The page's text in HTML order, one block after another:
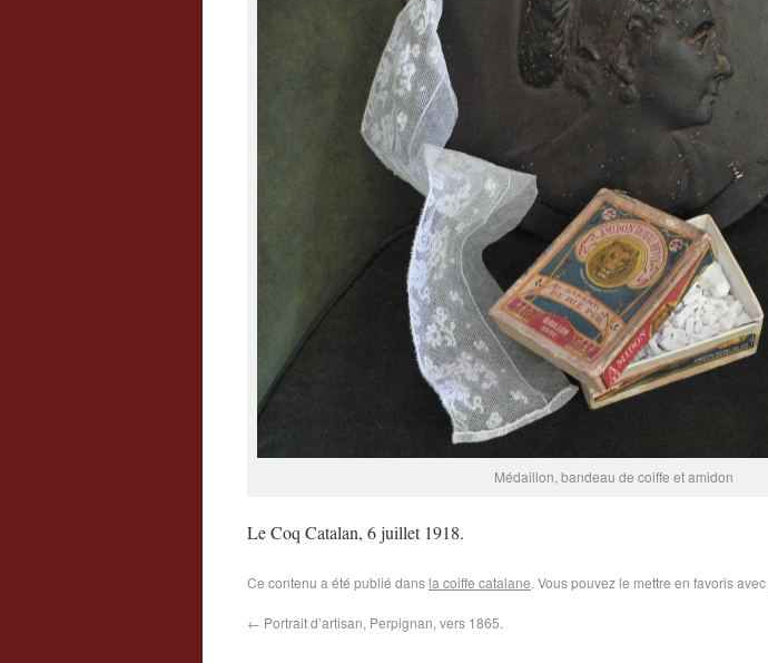
Médaillon, bandeau de coiffe et amidon
Le Coq Catalan, 6 juillet 1918.
Ce contenu a été publié dans la coiffe catalane. Vous pouvez le mettre en favoris avec
← Portrait d’artisan, Perpignan, vers 1865.